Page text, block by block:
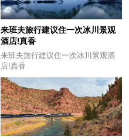
来班夫旅行建议住一次冰川景观
酒店!真香
来班夫旅行建议住一次冰川景观酒
店!真香